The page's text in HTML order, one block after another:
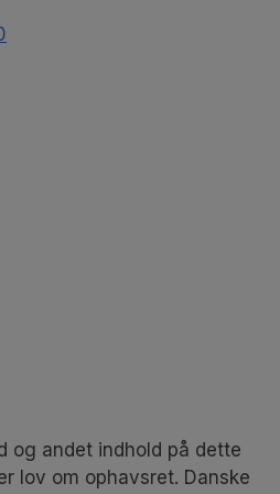
og andet indhold på dette
lov om ophavsret. Danske